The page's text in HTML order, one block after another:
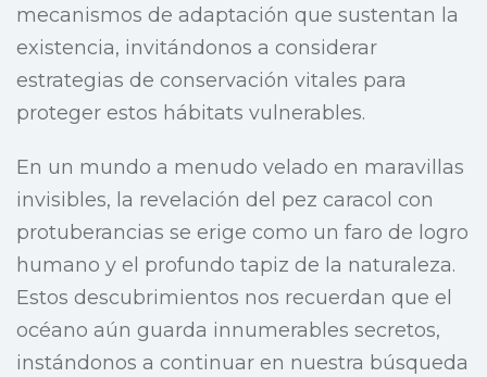
mecanismos de adaptación que sustentan la
existencia, invitándonos a considerar
estrategias de conservación vitales para
proteger estos hábitats vulnerables.
En un mundo a menudo velado en maravillas
invisibles, la revelación del pez caracol con
protuberancias se erige como un faro de logro
humano y el profundo tapiz de la naturaleza.
Estos descubrimientos nos recuerdan que el
océano aún guarda innumerables secretos,
instándonos a continuar en nuestra búsqueda